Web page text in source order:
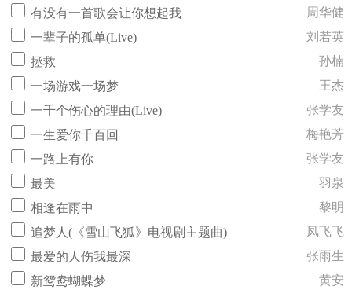
有没有一首歌会让你想起我
周华健
一辈子的孤单(Live)
刘若英
拯救
孙楠
一场游戏一场梦
王杰
一千个伤心的理由(Live)
张学友
一生爱你千百回
梅艳芳
一路上有你
张学友
最美
羽泉
相逢在雨中
黎明
追梦人(《雪山飞狐》电视剧主题曲)
凤飞飞
最爱的人伤我最深
张雨生
新鸳鸯蝴蝶梦
黄安